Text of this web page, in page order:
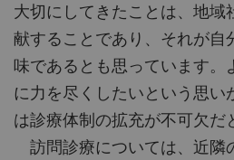
大切にしてきたことは、地域
献することであり、それが自
味であるとも思っています。
に力を尽くしたいという思い
は診療体制の拡充が不可欠だ
訪問診療については、近隣